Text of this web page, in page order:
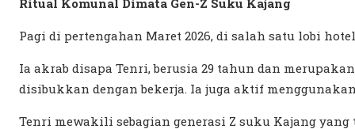
Pagi di pertengahan Maret 2026, di salah satu lobi
Ia akrab disapa Tenri, berusia 29 tahun dan
disibukkan dengan bekerja. Ia juga aktif
Tenri mewakili sebagian generasi Z suku Kajang